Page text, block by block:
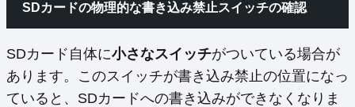
SDカードの物理的な書き込み禁止スイッチの確認
SDカード自体に小さなスイッチがついている場合が
あります。このスイッチが書き込み禁止の位置になっ
ていると、SDカードへの書き込みができなくなりま